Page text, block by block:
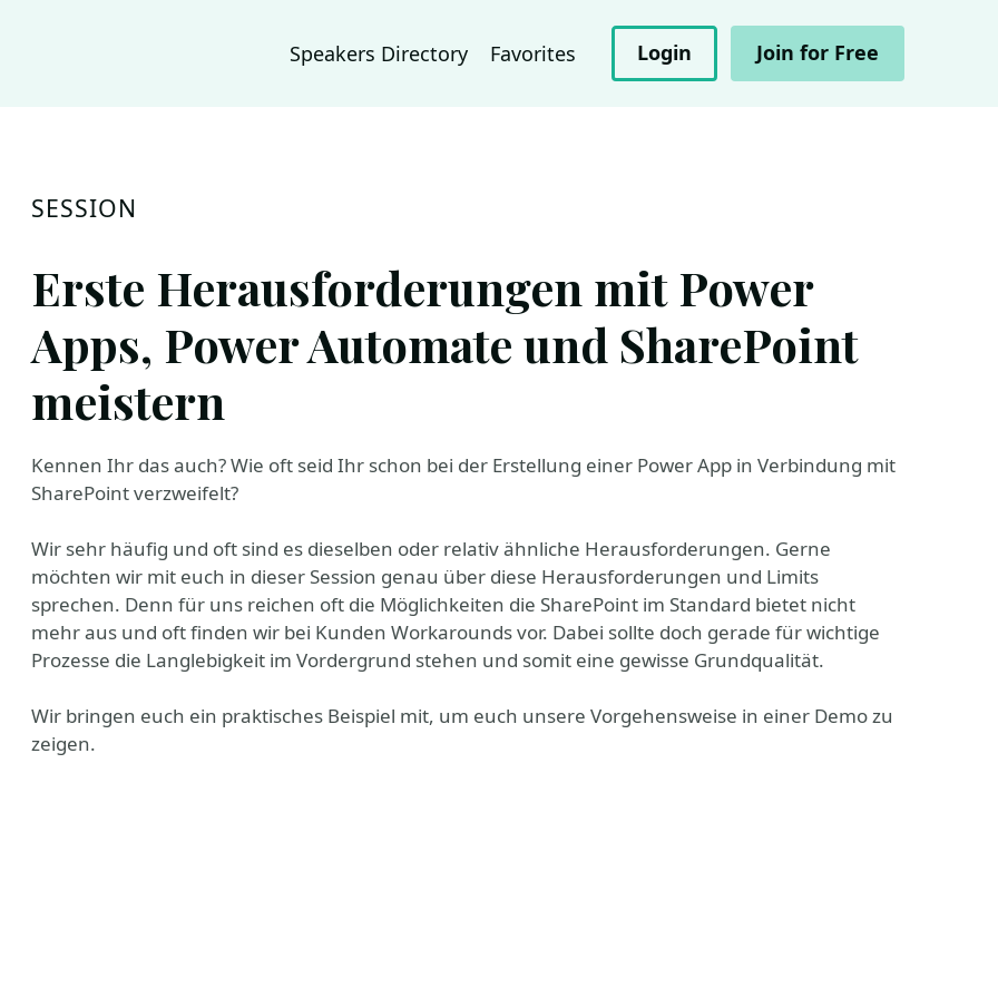
Speakers Directory Favorites Login Join for Free
SESSION
Erste Herausforderungen mit Power
Apps, Power Automate und SharePoint
meistern
Kennen Ihr das auch? Wie oft seid Ihr schon bei der Erstellung einer Power App in Verbindung mit
SharePoint verzweifelt?
Wir sehr häufig und oft sind es dieselben oder relativ ähnliche Herausforderungen. Gerne
möchten wir mit euch in dieser Session genau über diese Herausforderungen und Limits
sprechen. Denn für uns reichen oft die Möglichkeiten die SharePoint im Standard bietet nicht
mehr aus und oft finden wir bei Kunden Workarounds vor. Dabei sollte doch gerade für wichtige
Prozesse die Langlebigkeit im Vordergrund stehen und somit eine gewisse Grundqualität.
Wir bringen euch ein praktisches Beispiel mit, um euch unsere Vorgehensweise in einer Demo zu
zeigen.